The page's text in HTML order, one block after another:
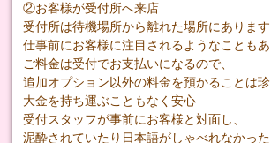
②お客様が受付所へ来店
受付所は待機場所から離れた場所にあります
仕事前にお客様に注目されるようなことも
ご料金は受付でお支払いになるので、
追加オプション以外の料金を預かることは珍
大金を持ち運ぶこともなく安心
受付スタッフが事前にお客様と対面し、
泥酔されていたり日本語がしゃべれなかっ